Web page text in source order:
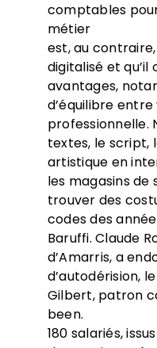
comptables
métier
est, au
digitalisé et
avantages,
d’équilibre
professionnelle.
textes, le script,
artistique en
les magasins de
trouver des
codes des
Baruffi. Claude
d’Amarris, a
d’autodérision,
Gilbert, patron
been.
180 salariés,